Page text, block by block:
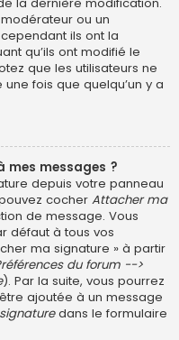
ou un
ils ont la
qu’ils ont modifié le
que les utilisateurs ne
fois que quelqu’un y a
mes messages ?
depuis votre panneau
cocher Attacher ma
de message. Vous
défaut à tous vos
ma signature » à partir
du forum -->
). Par la suite, vous pourrez
ajoutée à un message
dans le formulaire